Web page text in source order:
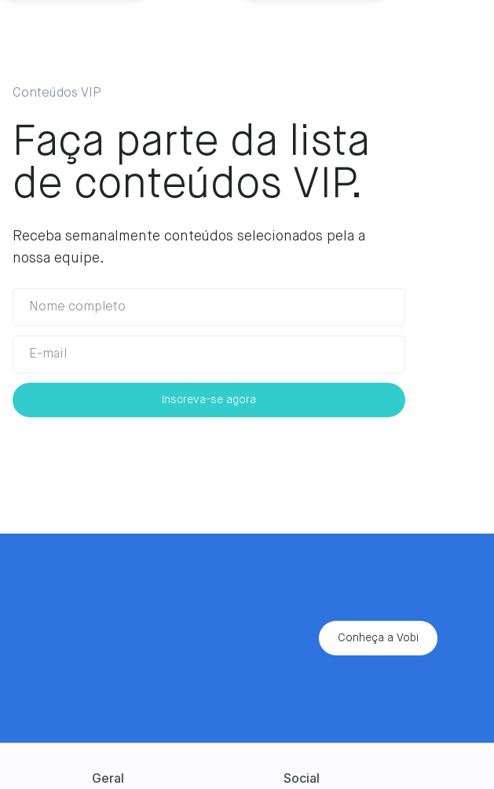
Conteúdos VIP
Faça parte da lista
de conteúdos VIP.
Receba semanalmente conteúdos selecionados pela a
nossa equipe.
Conheça a Vobi
Geral Social